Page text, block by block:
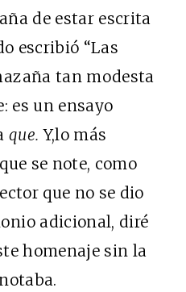
de estar escrita
escribió “Las
tan modesta
es un ensayo
que.Y,lo más
se note, como
que no se dio
adicional, diré
homenaje sin la